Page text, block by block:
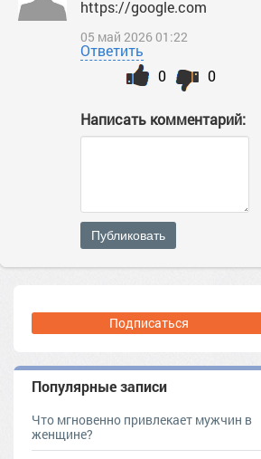
https://google.com
05 май 2026 01:22
Ответить
0
0
Написать комментарий:
Публиковать
Подписаться
Популярные записи
Что мгновенно привлекает мужчин в
женщине?